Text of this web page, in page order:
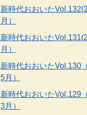
新時代おおいた
月）
新時代おおいた
月）
新時代おおいたVol.130
5月）
新時代おおいたVol.129
3月）